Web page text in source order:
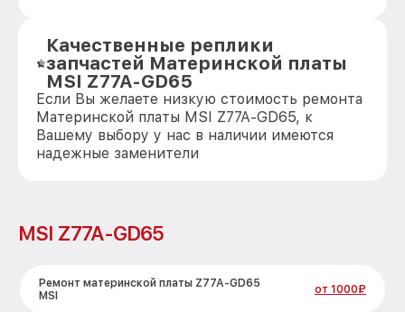
Качественные реплики
запчастей Материнской платы
MSI Z77A-GD65
Если Вы желаете низкую стоимость ремонта
Материнской платы MSI Z77A-GD65, к
Вашему выбору у нас в наличии имеются
надежные заменители
MSI Z77A-GD65
Ремонт материнской платы Z77A-GD65
MSI
от 1000₽